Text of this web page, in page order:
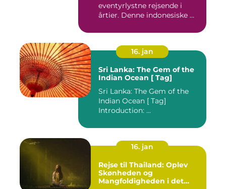
eventyrlystne rejsende i
årtier. Denne indonesiske ...
16. jan
Sri Lanka: The Gem of the
Indian Ocean [ Tag]
Sri Lanka: The Gem of the
Indian Ocean [ Tag]
Introduction: ...
16. jan
Rejse til Thailand: Oplev
Skønheden og
Mangfoldigheden i det